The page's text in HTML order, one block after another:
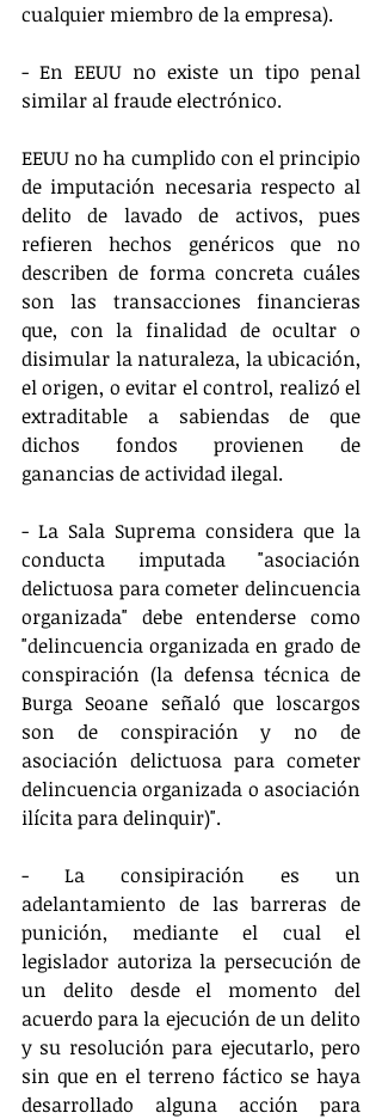
cualquier miembro de la empresa).
- En EEUU no existe un tipo penal
similar al fraude electrónico.
EEUU no ha cumplido con el principio
de imputación necesaria respecto al
delito de lavado de activos, pues
refieren hechos genéricos que no
describen de forma concreta cuáles
son las transacciones financieras
que, con la finalidad de ocultar o
disimular la naturaleza, la ubicación,
el origen, o evitar el control, realizó el
extraditable a sabiendas de que
dichos fondos provienen de
ganancias de actividad ilegal.
- La Sala Suprema considera que la
conducta imputada "asociación
delictuosa para cometer delincuencia
organizada" debe entenderse como
"delincuencia organizada en grado de
conspiración (la defensa técnica de
Burga Seoane señaló que loscargos
son de conspiración y no de
asociación delictuosa para cometer
delincuencia organizada o asociación
ilícita para delinquir)".
- La consipiración es un
adelantamiento de las barreras de
punición, mediante el cual el
legislador autoriza la persecución de
un delito desde el momento del
acuerdo para la ejecución de un delito
y su resolución para ejecutarlo, pero
sin que en el terreno fáctico se haya
desarrollado alguna acción para